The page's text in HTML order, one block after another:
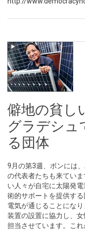
僻地の貧
グラデシュ
る団体
9月の第3週、ボンには
の代表者たちも来てい
い人々が自宅に太陽発
術的サポートを提供す
電気が通じることにな
装置の設置に協力し、
担当させています。こ